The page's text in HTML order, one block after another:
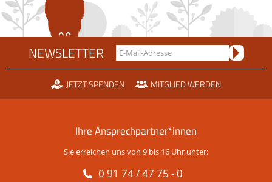
NEWSLETTER
JETZT SPENDEN MITGLIED WERDEN
Ihre Ansprechpartner*innen
Sie erreichen uns von 9 bis 16 Uhr unter:
0 91 74 / 47 75 - 0